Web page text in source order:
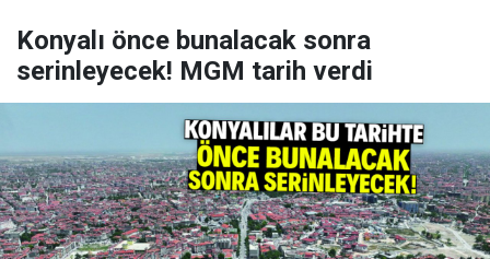
Konyalı önce bunalacak sonra
serinleyecek! MGM tarih verdi